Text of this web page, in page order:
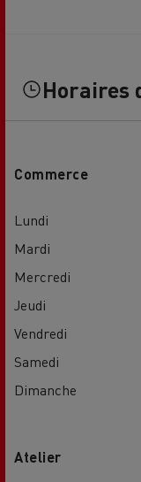
Horaires
Commerce
Lundi
Mardi
Mercredi
Jeudi
Vendredi
Samedi
Dimanche
Atelier